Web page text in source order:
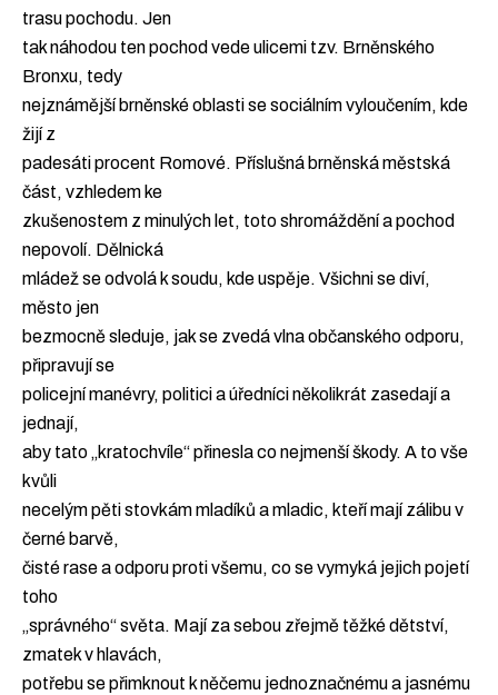
trasu pochodu. Jen
tak náhodou ten pochod vede ulicemi tzv. Brněnského
Bronxu, tedy
nejznámější brněnské oblasti se sociálním vyloučením, kde
žijí z
padesáti procent Romové. Příslušná brněnská městská
část, vzhledem ke
zkušenostem z minulých let, toto shromáždění a pochod
nepovolí. Dělnická
mládež se odvolá k soudu, kde uspěje. Všichni se diví,
město jen
bezmocně sleduje, jak se zvedá vlna občanského odporu,
připravují se
policejní manévry, politici a úředníci několikrát zasedají a
jednají,
aby tato „kratochvíle“ přinesla co nejmenší škody. A to vše
kvůli
necelým pěti stovkám mladíků a mladic, kteří mají zálibu v
černé barvě,
čisté rase a odporu proti všemu, co se vymyká jejich pojetí
toho
„správného“ světa. Mají za sebou zřejmě těžké dětství,
zmatek v hlavách,
potřebu se přimknout k něčemu jednoznačnému a jasnému